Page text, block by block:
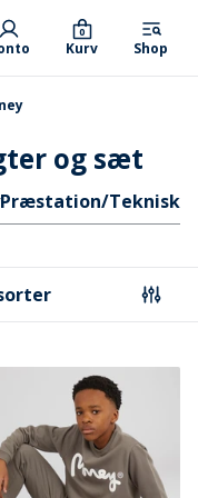
Kurv
0
Shop
og sæt
Præstation/Teknisk